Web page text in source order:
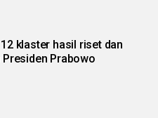
klaster hasil riset dan
Prabowo